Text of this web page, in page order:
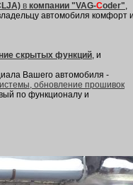
в компании "VAG-Coder",
автомобиля комфорт и
скрытых функций, и
Вашего автомобиля -
обновление прошивок
по функционалу и